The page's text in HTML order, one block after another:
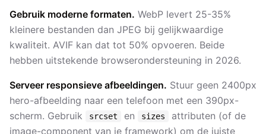
Gebruik moderne formaten. WebP levert 25-35%
kleinere bestanden dan JPEG bij gelijkwaardige
kwaliteit. AVIF kan dat tot 50% opvoeren. Beide
hebben uitstekende browserondersteuning in 2026.
Serveer responsieve afbeeldingen. Stuur geen 2400px
hero-afbeelding naar een telefoon met een 390px-
scherm. Gebruik
srcset en sizes
attributen (of de
image-component van je framework) om de juiste